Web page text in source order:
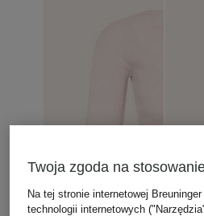
Twoja zgoda na
Na tej stronie internetowej
technologii internetowych